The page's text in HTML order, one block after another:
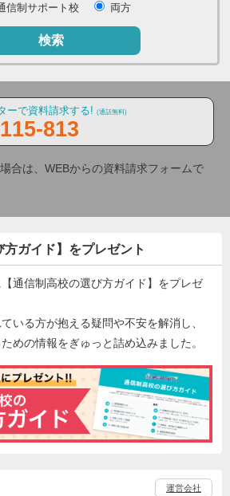
信制サポート校 両方
検索
ーで資料請求する! (通話無料)
813
合は、WEBからの資料請求フォームで
方ガイド】をプレゼント
通信制高校の選び方ガイド】をプレゼ
いる方が抱える疑問や不安を解消し、
めの情報をぎゅっと詰め込みました。
運営会社